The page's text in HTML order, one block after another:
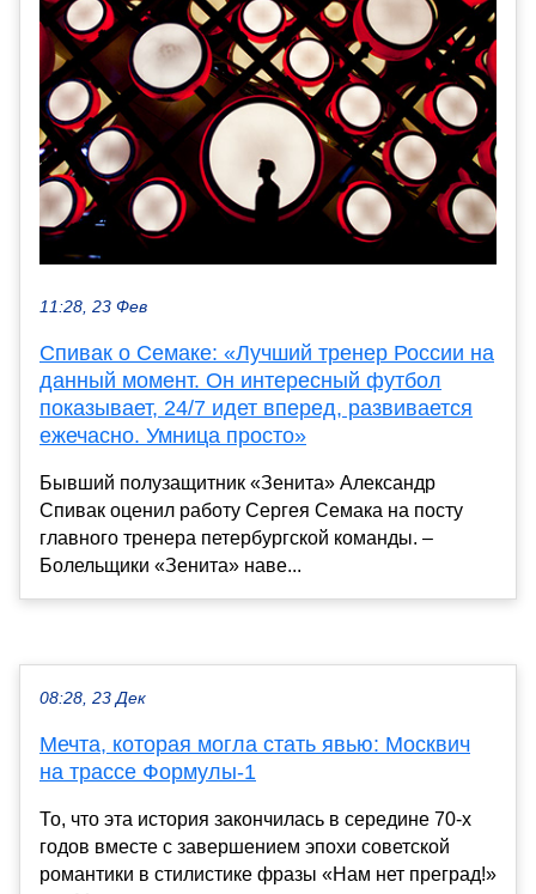
11:28, 23 Фев
Спивак о Семаке: «Лучший тренер России на
данный момент. Он интересный футбол
показывает, 24/7 идет вперед, развивается
ежечасно. Умница просто»
Бывший полузащитник «Зенита» Александр
Спивак оценил работу Сергея Семака на посту
главного тренера петербургской команды. –
Болельщики «Зенита» наве...
08:28, 23 Дек
Мечта, которая могла стать явью: Москвич
на трассе Формулы-1
То, что эта история закончилась в середине 70‑х
годов вместе с завершением эпохи советской
романтики в стилистике фразы «Нам нет преград!»